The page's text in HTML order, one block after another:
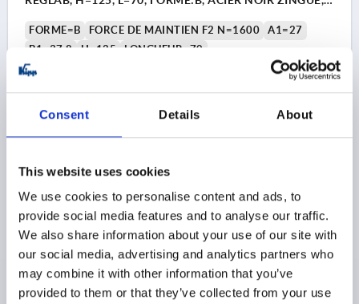
Consent Details About
This website uses cookies
We use cookies to personalise content and ads, to
provide social media features and to analyse our traffic.
We also share information about your use of our site with
our social media, advertising and analytics partners who
may combine it with other information that you’ve
provided to them or that they’ve collected from your use
FORME=B FORCE DE MAINTIEN F2 N=1600
A1=27
B1=37,8
H=125
LONGUEUR=70
BROCHE DE PRESSION=M6X50
B=26,8
FORCE DE MAINTIEN F1 N=1200
FORCE DE SERRAGE F4 N=1000
ANGLE D’OUVERTURE DU BRAS DE FIXATION=95°
28,97 $
hors TVA
hors frais d’envoi
DÉTAILS